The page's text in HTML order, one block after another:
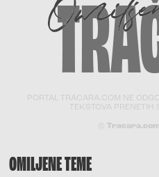
PORTAL TRACARA.COM NE
TEKSTOVA PRENETIH
©
OMILJENE TEME